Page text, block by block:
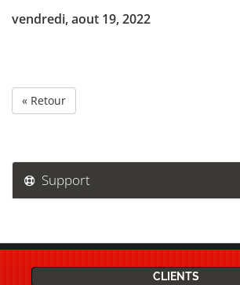
vendredi, aout 19, 2022
« Retour
Support
CLIENTS